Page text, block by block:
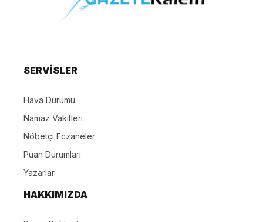
SERVİSLER
Hava Durumu
Namaz Vakitleri
Nöbetçi Eczaneler
Puan Durumları
Yazarlar
HAKKIMIZDA